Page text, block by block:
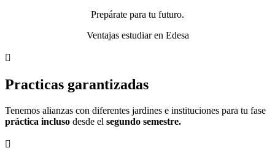
Prepárate para tu futuro.
Ventajas estudiar en Edesa

Practicas garantizadas
Tenemos alianzas con diferentes jardines e instituciones para tu fase
práctica incluso desde el segundo semestre.
